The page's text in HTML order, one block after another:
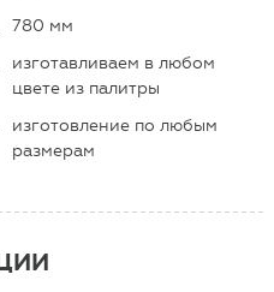
780 мм
изготавливаем в любом
цвете из палитры
изготовление по любым
размерам